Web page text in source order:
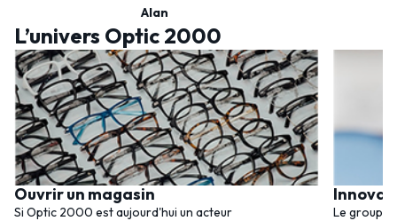
Alan
L’univers Optic 2000
Ouvrir un magasin
Si Optic 2000 est aujourd'hui un acteur
Le